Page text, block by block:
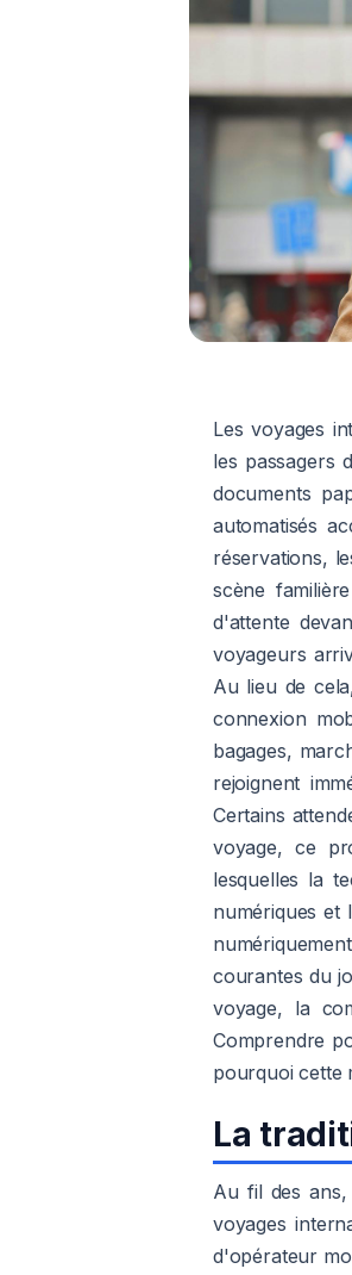
Les voyages
les passagers
documents
automatisés
réservations,
scène
d'attente
voyageurs
Au lieu de
connexion
bagages,
rejoignent
Certains
voyage, ce
lesquelles la
numériques et
courantes du
voyage, la
Comprendre
pourquoi cette
La
Au fil des
voyages
d'opérateur